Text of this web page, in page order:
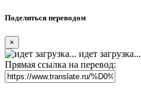
Поделиться переводом
×
идет загрузка...
Прямая ссылка на перевод: